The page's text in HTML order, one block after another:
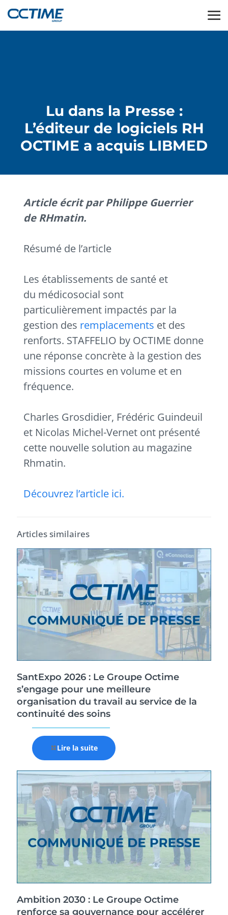
Lu dans la Presse :
L’éditeur de logiciels RH
OCTIME a acquis LIBMED
Article écrit par Philippe Guerrier
de RHmatin.
Résumé de l’article
Les établissements de santé et
du médicosocial sont
particulièrement impactés par la
gestion des remplacements et des
renforts. STAFFELIO by OCTIME donne
une réponse concrète à la gestion des
missions courtes en volume et en
fréquence.
Charles Grosdidier, Frédéric Guindeuil
et Nicolas Michel-Vernet ont présenté
cette nouvelle solution au magazine
Rhmatin.
Découvrez l’article ici.
Articles similaires
SantExpo 2026 : Le Groupe Octime
s’engage pour une meilleure
organisation du travail au service de la
continuité des soins
Lire la suite
Ambition 2030 : Le Groupe Octime
renforce sa gouvernance pour accélérer